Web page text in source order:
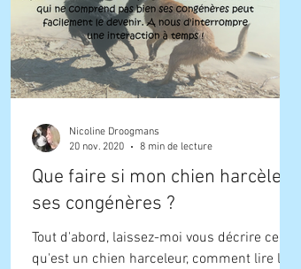
Que faire si mon chien harcèle
ses congénères ?
Tout d'abord, laissez-moi vous décrire ce
qu'est un chien harceleur, comment lire les
Nicoline Droogmans
20 nov. 2020
8 min de lecture